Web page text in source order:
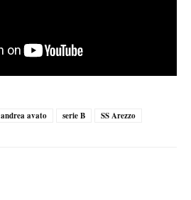
andrea avato serie B SS Arezzo